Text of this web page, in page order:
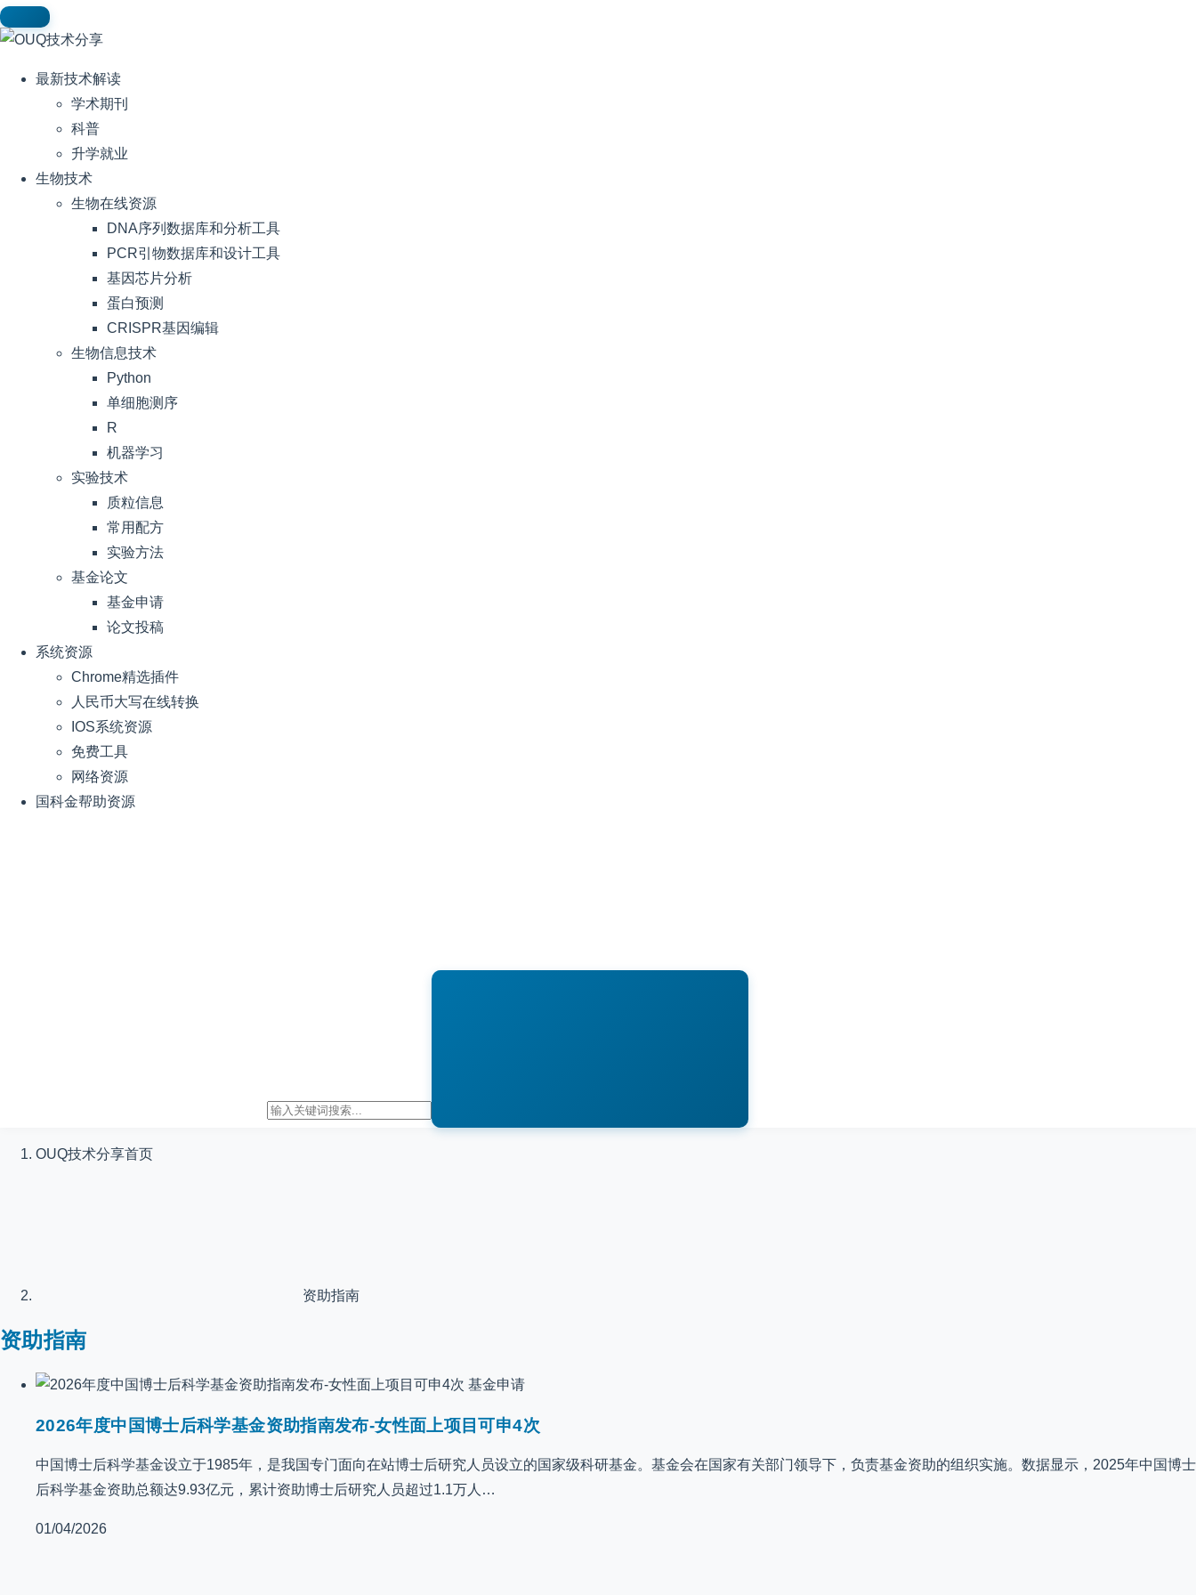
最新技术解读
学术期刊
科普
升学就业
生物技术
生物在线资源
DNA序列数据库和分析工具
PCR引物数据库和设计工具
基因芯片分析
蛋白预测
CRISPR基因编辑
生物信息技术
Python
单细胞测序
R
机器学习
实验技术
质粒信息
常用配方
实验方法
基金论文
基金申请
论文投稿
系统资源
Chrome精选插件
人民币大写在线转换
IOS系统资源
免费工具
网络资源
国科金帮助资源
OUQ技术分享首页
资助指南
资助指南
基金申请
2026年度中国博士后科学基金资助指南发布-女性面上项目可申4次
中国博士后科学基金设立于1985年，是我国专门面向在站博士后研究人员设立的国家级科研基金。基金会在国家有关部门领导下，负责基金资助的组织实施。数据显示，2025年中国博士
后科学基金资助总额达9.93亿元，累计资助博士后研究人员超过1.1万人…
01/04/2026